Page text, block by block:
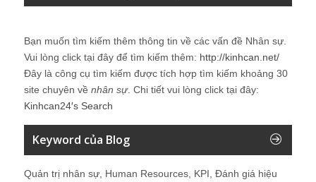
Bạn muốn tìm kiếm thêm thông tin về các vấn đề Nhân sự.
Vui lòng click tại đây để tìm kiếm thêm: http://kinhcan.net/
Đây là công cụ tìm kiếm được tích hợp tìm kiếm khoảng 30
site chuyên về nhân sự. Chi tiết vui lòng click tại đây:
Kinhcan24′s Search
Keyword của Blog
Quản trị nhân sự, Human Resources, KPI, Đánh giá hiệu